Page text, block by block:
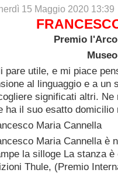
15 Maggio 2020 13:39
Premio
pare utile, e mi piace
al linguaggio e a un
significati altri. Ne
ha il suo esatto domicilio
Maria Cannella
Maria Cannella è
la silloge La stanza
Thule, (Premio